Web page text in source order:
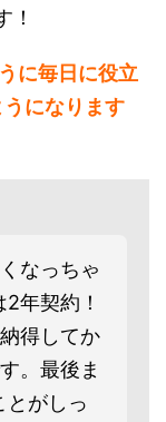
！
に毎日に役立
になります
なっちゃ
年契約！
得してか
。最後ま
とがしっ